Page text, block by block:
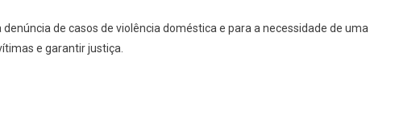
de casos de violência doméstica e para a necessidade de uma
e garantir justiça.